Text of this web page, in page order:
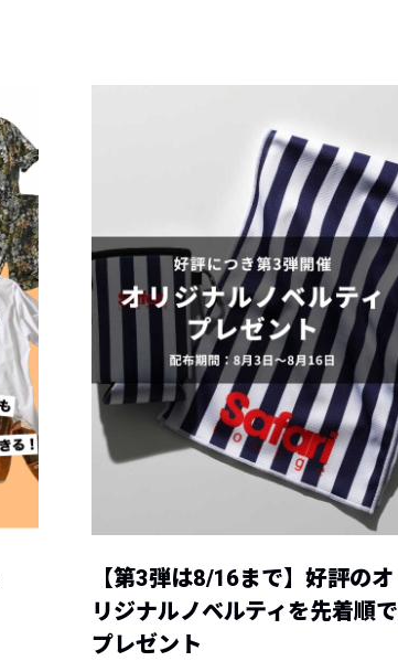
【第3弾は8/16まで】好評のオ
リジナルノベルティを先着順で
プレゼント